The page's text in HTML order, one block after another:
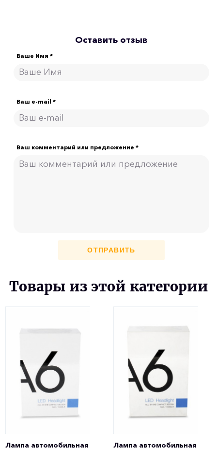
Оставить отзыв
Ваше Имя *
Ваш e-mail *
Ваш комментарий или предложение *
ОТПРАВИТЬ
Товары из этой категории
Лампа автомобильная
Лампа автомобильная